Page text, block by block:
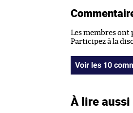
Les membres ont
Participez à la
Voir les
À lire aussi